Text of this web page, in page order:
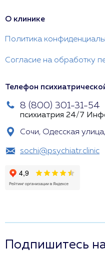
О клинике
Политика
Согласие на обработку
Телефон
8 (800) 301-31-54
психиатрия 24/7
Сочи, Одесская
sochi@psychiatr.clinic
Подпишитесь